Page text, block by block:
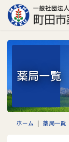
薬局一覧
ホーム 薬局一覧